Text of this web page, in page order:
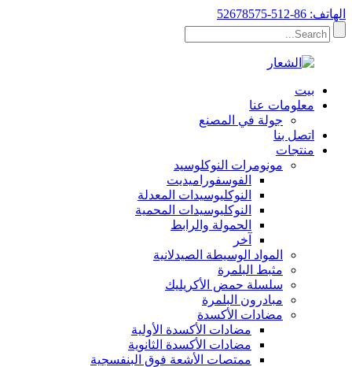
الهاتف: 86-512-52678575
بيت
معلومات عنا
جولة في المصنع
اتصل بنا
منتجات
مونومرات النوكلوسيد
الفوسفوراميديت
النوكليوسيدات المعدلة
النوكليوسيدات المحمية
الحمولة والرابط
آخر
المواد الوسيطة الصيدلانية
مثبط البلمرة
سلسلة حمض الأكريليك
مبادرون البلمرة
مضادات الأكسدة
مضادات الأكسدة الأولية
مضادات الأكسدة الثانوية
ممتصات الأشعة فوق البنفسجية